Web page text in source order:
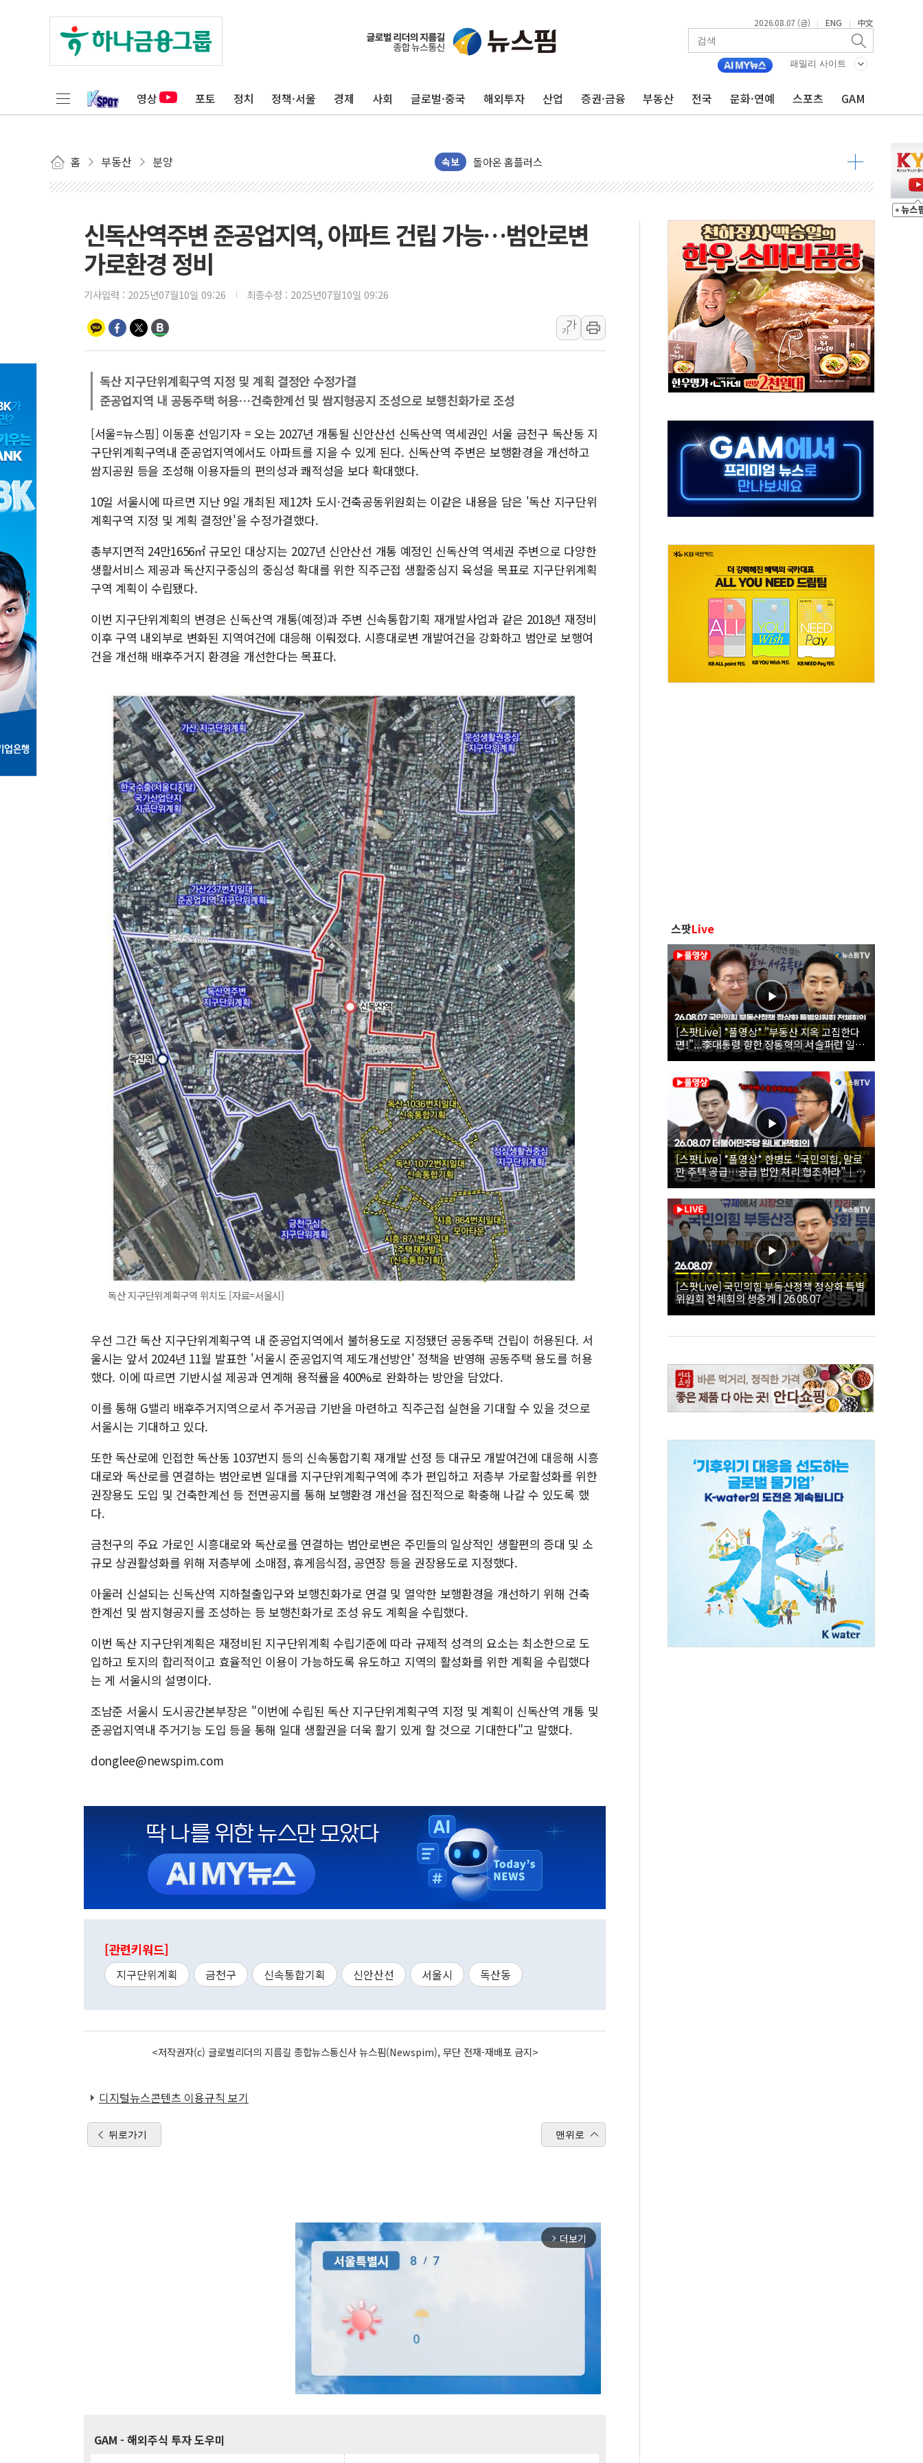
2026.08.07 (금) | ENG | 中文
패밀리 사이트
영상 포토 정치 정책·서울 경제 사회 글로벌·중국 해외투자 산업 증권·금융 부동산 전국 문화·연예 스포츠 GAM
홈 부동산 분양 속보
수박으로 여름 나는 하마
전남광주 구례 산불 32분 만에 주불 진화...인명피해 없어
[시승기] 공간·승차감 잡은 볼보 EX90…'올 터치'는 호불호
가오픈한 홈플러스
[종합] 청도 흥선리 야산 산불 1시간36분만에 주불진화....인명피해 없어
한미 법카 제보자 "신동국과 무관…자료는 전·현직 직원으로부터 확보"
에어로케이항공, 청주-중국 청두 노선 운항허가 취득...중국 노선 다변화
네이버, AI 브리핑 도입 후 블로그 창작자 지원 규모 2배 확대
SKT, '8월 월간 럭키 페스타' 실시...휴대폰 결제 최대 6000원 할인
LG헬로비전 '헬로모바일', 교보문고 제휴 전자책 요금제 출시
해군1함대 '창설 80주년' 기념식...지역축제 '불금전파, 송정'과 상생
원주시, 첨단의료복합단지 지정 준비 본격화…'AI 데이터 기반 메디테크 혁신허브' 구상
삼척시, 무건리 이끼폭포 생태탐방로 출입 통제
임동원 전 장관과 대화 나누는 정동영 통일부 장관
전남광주 화정역 인근 도로 4중 추돌…1명 심정지·5명 부상
청도 문수리 야산서 산불 진화 중...진화헬기 3대 투입
신독산역주변 준공업지역, 아파트 건립 가능…범안로변
가로환경 정비
기사입력 : 2025년07월10일 09:26 최종수정 : 2025년07월10일 09:26
가
가
독산 지구단위계획구역 지정 및 계획 결정안 수정가결
준공업지역 내 공동주택 허용…건축한계선 및 쌈지형공지 조성으로 보행친화가로 조성
[서울=뉴스핌] 이동훈 선임기자 = 오는 2027년 개통될 신안산선 신독산역 역세권인 서울 금천구 독산동 지
구단위계획구역내 준공업지역에서도 아파트를 지을 수 있게 된다. 신독산역 주변은 보행환경을 개선하고
쌈지공원 등을 조성해 이용자들의 편의성과 쾌적성을 보다 확대했다.
10일 서울시에 따르면 지난 9일 개최된 제12차 도시·건축공동위원회는 이같은 내용을 담은 '독산 지구단위
계획구역 지정 및 계획 결정안'을 수정가결했다.
총부지면적 24만1656㎡ 규모인 대상지는 2027년 신안산선 개통 예정인 신독산역 역세권 주변으로 다양한
생활서비스 제공과 독산지구중심의 중심성 확대를 위한 직주근접 생활중심지 육성을 목표로 지구단위계획
구역 계획이 수립됐다.
이번 지구단위계획의 변경은 신독산역 개통(예정)과 주변 신속통합기획 재개발사업과 같은 2018년 재정비
이후 구역 내외부로 변화된 지역여건에 대응해 이뤄졌다. 시흥대로변 개발여건을 강화하고 범안로 보행여
건을 개선해 배후주거지 환경을 개선한다는 목표다.
독산 지구단위계획구역 위치도 [자료=서울시]
우선 그간 독산 지구단위계획구역 내 준공업지역에서 불허용도로 지정됐던 공동주택 건립이 허용된다. 서
울시는 앞서 2024년 11월 발표한 '서울시 준공업지역 제도개선방안' 정책을 반영해 공동주택 용도를 허용
했다. 이에 따르면 기반시설 제공과 연계해 용적률을 400%로 완화하는 방안을 담았다.
이를 통해 G밸리 배후주거지역으로서 주거공급 기반을 마련하고 직주근접 실현을 기대할 수 있을 것으로
서울시는 기대하고 있다.
또한 독산로에 인접한 독산동 1037번지 등의 신속통합기획 재개발 선정 등 대규모 개발여건에 대응해 시흥
대로와 독산로를 연결하는 범안로변 일대를 지구단위계획구역에 추가 편입하고 저층부 가로활성화를 위한
권장용도 도입 및 건축한계선 등 전면공지를 통해 보행환경 개선을 점진적으로 확충해 나갈 수 있도록 했
다.
금천구의 주요 가로인 시흥대로와 독산로를 연결하는 범안로변은 주민들의 일상적인 생활편의 증대 및 소
규모 상권활성화를 위해 저층부에 소매점, 휴게음식점, 공연장 등을 권장용도로 지정했다.
아울러 신설되는 신독산역 지하철출입구와 보행친화가로 연결 및 열악한 보행환경을 개선하기 위해 건축
한계선 및 쌈지형공지를 조성하는 등 보행친화가로 조성 유도 계획을 수립했다.
이번 독산 지구단위계획은 재정비된 지구단위계획 수립기준에 따라 규제적 성격의 요소는 최소한으로 도
입하고 토지의 합리적이고 효율적인 이용이 가능하도록 유도하고 지역의 활성화를 위한 계획을 수립했다
는 게 서울시의 설명이다.
조남준 서울시 도시공간본부장은 "이번에 수립된 독산 지구단위계획구역 지정 및 계획이 신독산역 개통 및
준공업지역내 주거기능 도입 등을 통해 일대 생활권을 더욱 활기 있게 할 것으로 기대한다"고 말했다.
donglee@newspim.com
[관련키워드]
지구단위계획 금천구 신속통합기획 신안산선 서울시 독산동
<저작권자(c) 글로벌리더의 지름길 종합뉴스통신사 뉴스핌(Newspim), 무단 전재-재배포 금지>
디지털뉴스콘텐츠 이용규칙 보기
뒤로가기 맨위로
arrow_forward_ios 더보기
GAM - 해외주식 투자 도우미
스팟Live
[스팟Live] *풀영상* "부동산 지옥 고집한다
면!"...李대통령 향한 장동혁의 서슬퍼런 일갈
| 26.08.07 국민의힘 부동산정책 정상화 특별
위원회 전체회의
[스팟Live] *풀영상* 한병도 “국민의힘, 말로
만 주택 공급…공급 법안 처리 협조하라”｜
26.08.07 더불어민주당 원내대책회의
[스팟Live] 국민의힘 부동산정책 정상화 특별
위원회 전체회의 생중계 | 26.08.07